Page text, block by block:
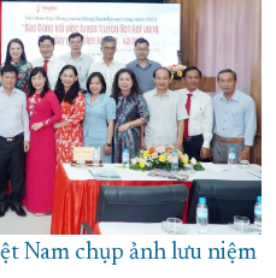
Nam chụp ảnh lưu niệm